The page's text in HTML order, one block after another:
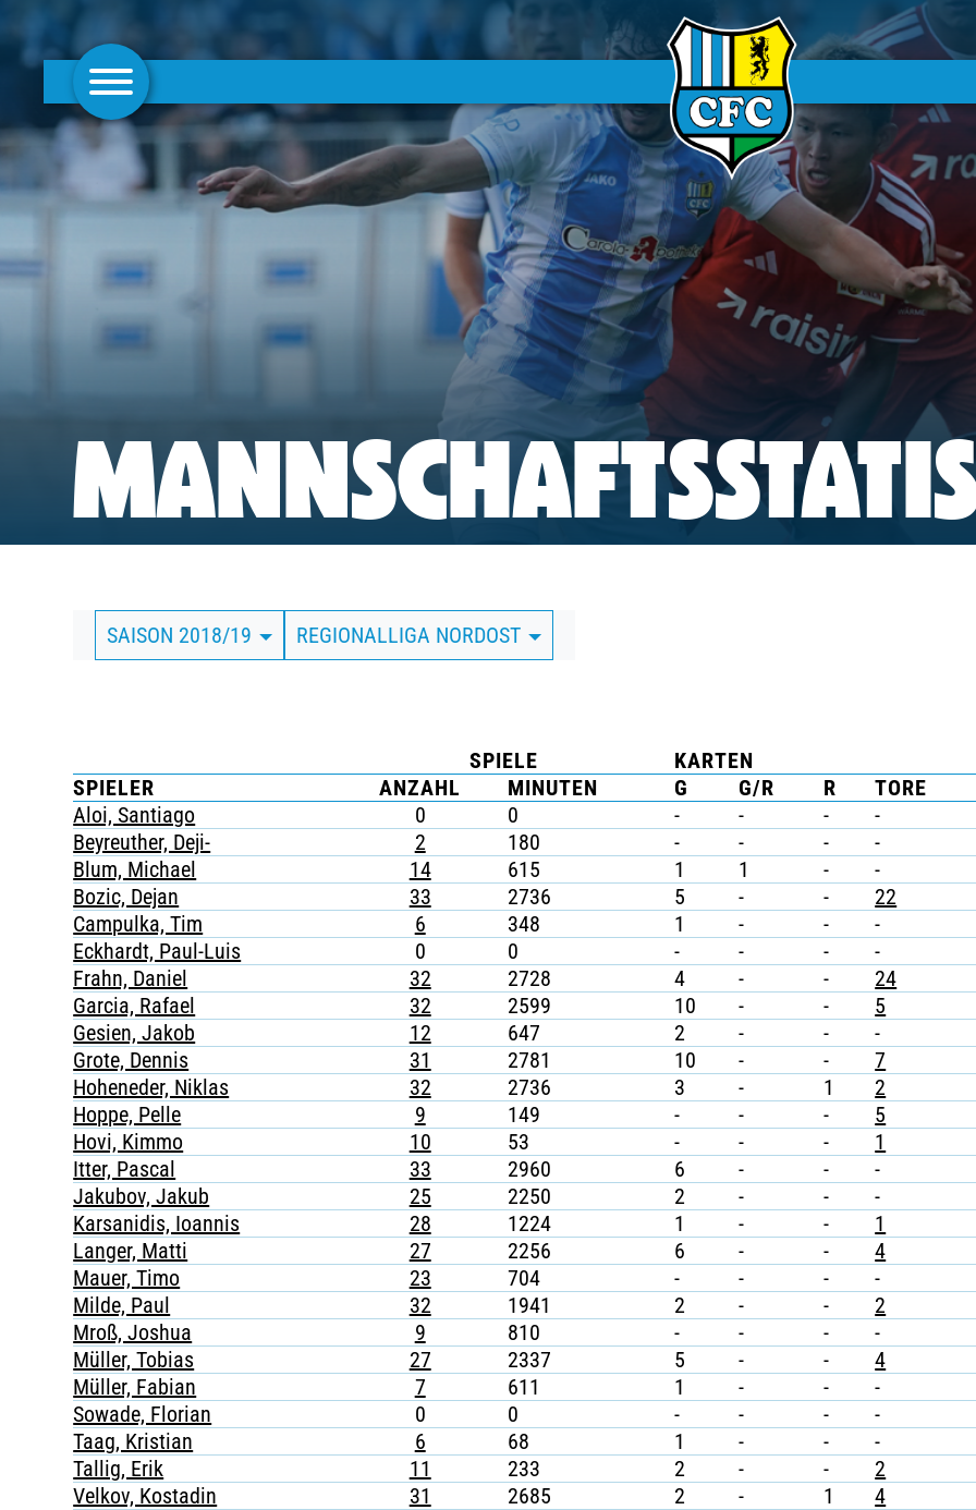
AKTUELLES
FRAUEN
CLUBMITGLIEDSCHAFT
BUSINESS
SÜDKURVE
TICKETING
SAISON 2018/19 REGIONALLIGA NORDOST
SPIELE KARTEN
SPIELER
ANZAHL MINUTEN G G/R R TORE
Aloi, Santiago
0 0 - - - -
Beyreuther, Deji-
2 180 - - - -
Blum, Michael
14 615 1 1 - -
Bozic, Dejan
33 2736 5 - - 22
Campulka, Tim
6 348 1 - - -
Eckhardt, Paul-Luis
0 0 - - - -
Frahn, Daniel
32 2728 4 - - 24
Garcia, Rafael
32 2599 10 - - 5
Gesien, Jakob
12 647 2 - - -
Grote, Dennis
31 2781 10 - - 7
Hoheneder, Niklas
32 2736 3 - 1 2
Hoppe, Pelle
9 149 - - - 5
Hovi, Kimmo
10 53 - - - 1
Itter, Pascal
33 2960 6 - - -
Jakubov, Jakub
25 2250 2 - - -
Karsanidis, Ioannis
28 1224 1 - - 1
Langer, Matti
27 2256 6 - - 4
Mauer, Timo
23 704 - - - -
Milde, Paul
32 1941 2 - - 2
Mroß, Joshua
9 810 - - - -
Müller, Tobias
27 2337 5 - - 4
Müller, Fabian
7 611 1 - - -
Sowade, Florian
0 0 - - - -
Taag, Kristian
6 68 1 - - -
Tallig, Erik
11 233 2 - - 2
Velkov, Kostadin
31 2685 2 - 1 4